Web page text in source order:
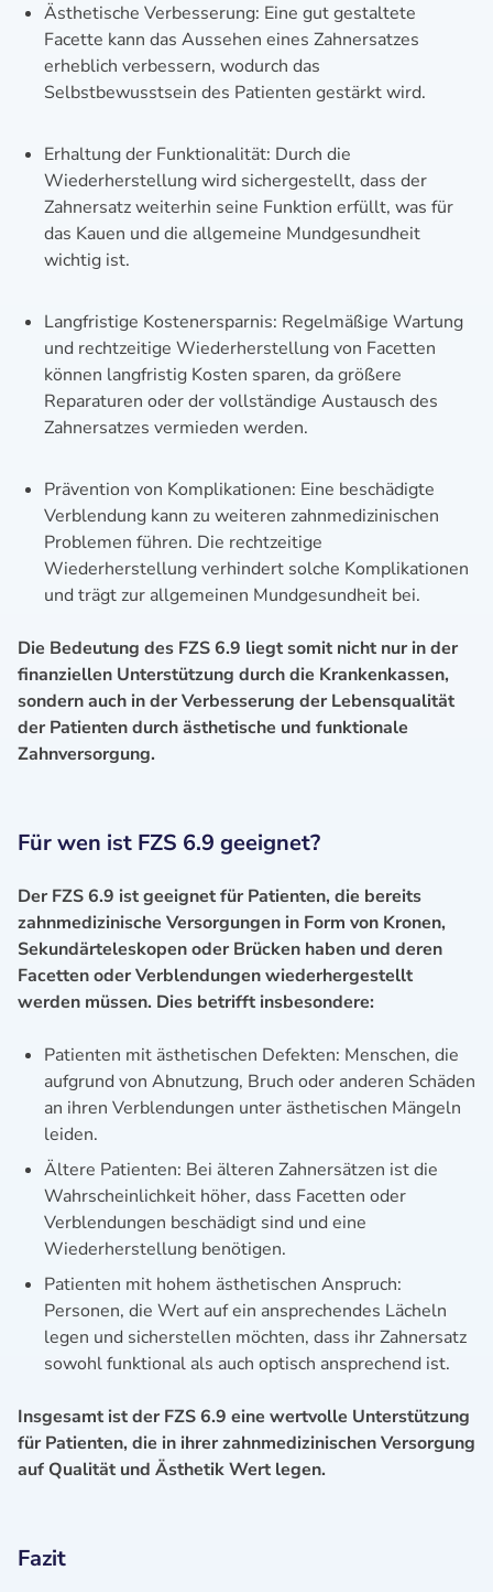
Ästhetische Verbesserung: Eine gut gestaltete
Facette kann das Aussehen eines Zahnersatzes
erheblich verbessern, wodurch das
Selbstbewusstsein des Patienten gestärkt wird.
Erhaltung der Funktionalität: Durch die
Wiederherstellung wird sichergestellt, dass der
Zahnersatz weiterhin seine Funktion erfüllt, was für
das Kauen und die allgemeine Mundgesundheit
wichtig ist.
Langfristige Kostenersparnis: Regelmäßige Wartung
und rechtzeitige Wiederherstellung von Facetten
können langfristig Kosten sparen, da größere
Reparaturen oder der vollständige Austausch des
Zahnersatzes vermieden werden.
Prävention von Komplikationen: Eine beschädigte
Verblendung kann zu weiteren zahnmedizinischen
Problemen führen. Die rechtzeitige
Wiederherstellung verhindert solche Komplikationen
und trägt zur allgemeinen Mundgesundheit bei.
Die Bedeutung des FZS 6.9 liegt somit nicht nur in der
finanziellen Unterstützung durch die Krankenkassen,
sondern auch in der Verbesserung der Lebensqualität
der Patienten durch ästhetische und funktionale
Zahnversorgung.
Für wen ist FZS 6.9 geeignet?
Der FZS 6.9 ist geeignet für Patienten, die bereits
zahnmedizinische Versorgungen in Form von Kronen,
Sekundärteleskopen oder Brücken haben und deren
Facetten oder Verblendungen wiederhergestellt
werden müssen. Dies betrifft insbesondere:
Patienten mit ästhetischen Defekten: Menschen, die
aufgrund von Abnutzung, Bruch oder anderen Schäden
an ihren Verblendungen unter ästhetischen Mängeln
leiden.
Ältere Patienten: Bei älteren Zahnersätzen ist die
Wahrscheinlichkeit höher, dass Facetten oder
Verblendungen beschädigt sind und eine
Wiederherstellung benötigen.
Patienten mit hohem ästhetischen Anspruch:
Personen, die Wert auf ein ansprechendes Lächeln
legen und sicherstellen möchten, dass ihr Zahnersatz
sowohl funktional als auch optisch ansprechend ist.
Insgesamt ist der FZS 6.9 eine wertvolle Unterstützung
für Patienten, die in ihrer zahnmedizinischen Versorgung
auf Qualität und Ästhetik Wert legen.
Fazit